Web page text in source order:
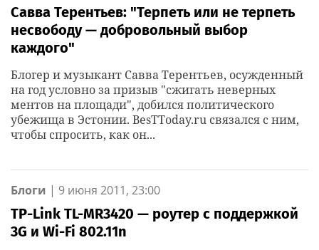
Савва Терентьев: "Терпеть или не терпеть
несвободу — добровольный выбор
каждого"
Блогер и музыкант Савва Терентьев, осужденный
на год условно за призыв "сжигать неверных
ментов на площади", добился политического
убежища в Эстонии. BesTToday.ru связался с ним,
чтобы спросить, как он...
Блоги | 9 июня 2011, 23:00
TP-Link TL-MR3420 — роутер с поддержкой
3G и Wi-Fi 802.11n